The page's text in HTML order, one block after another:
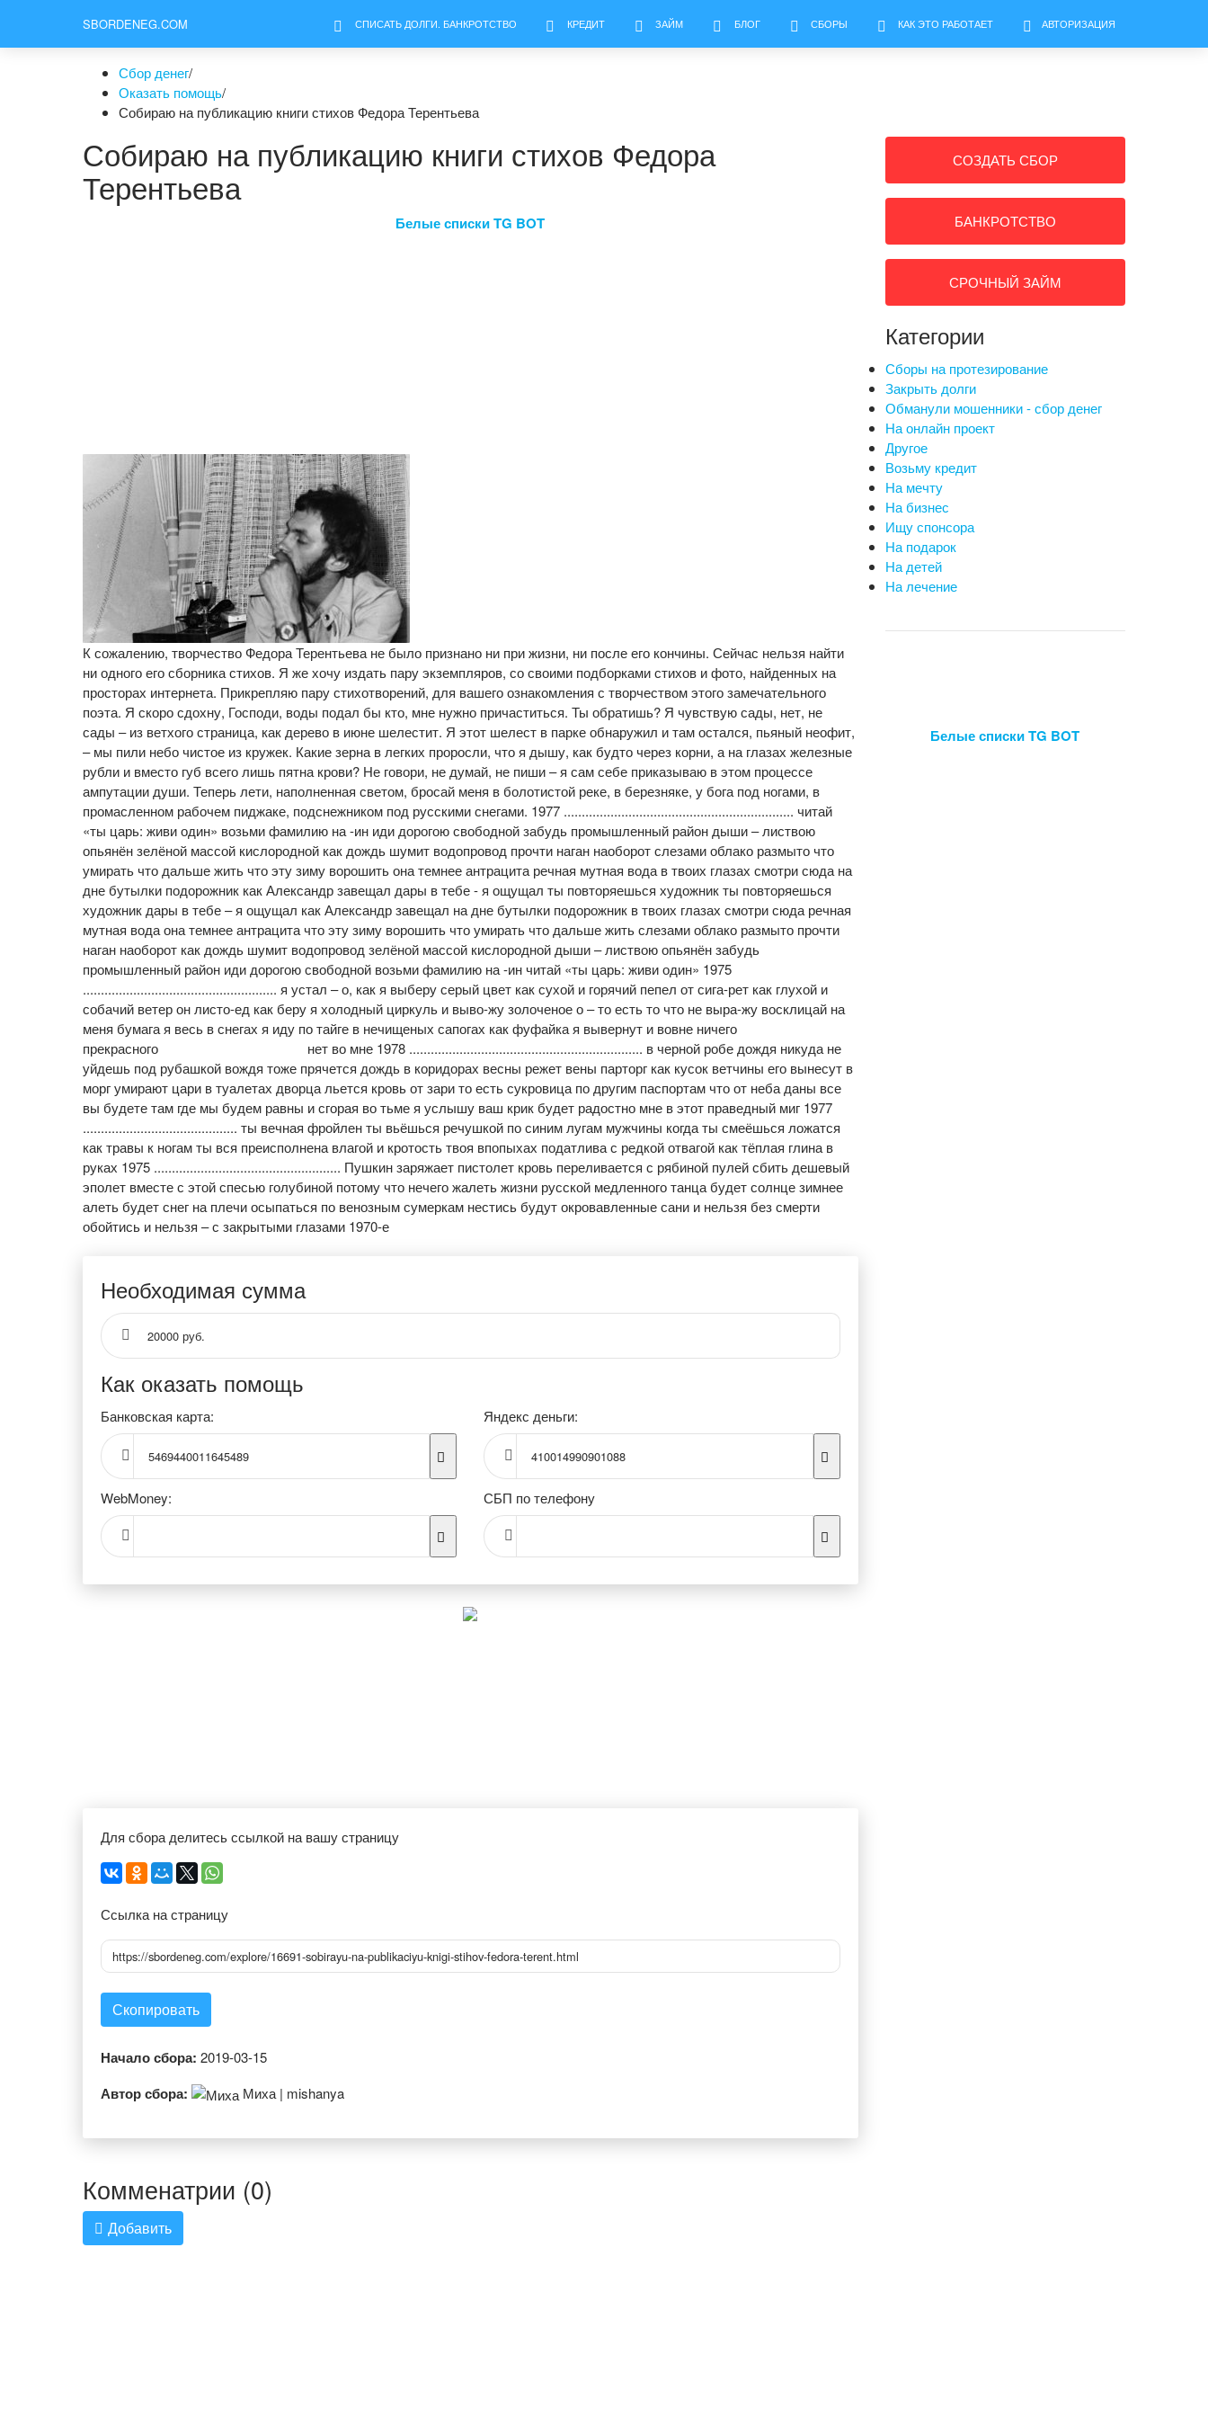
SBORDENEG.COM СПИСАТЬ ДОЛГИ. БАНКРОТСТВО КРЕДИТ ЗАЙМ БЛОГ СБОРЫ КАК ЭТО РАБОТАЕТ АВТОРИЗАЦИЯ
Сбор денег/
Оказать помощь/
Собираю на публикацию книги стихов Федора Терентьева
Собираю на публикацию книги стихов Федора
Терентьева
Белые списки TG BOT
К сожалению, творчество Федора Терентьева не было признано ни при жизни, ни после его кончины. Сейчас нельзя найти
ни одного его сборника стихов. Я же хочу издать пару экземпляров, со своими подборками стихов и фото, найденных на
просторах интернета. Прикрепляю пару стихотворений, для вашего ознакомления с творчеством этого замечательного
поэта. Я скоро сдохну, Господи, воды подал бы кто, мне нужно причаститься. Ты обратишь? Я чувствую сады, нет, не
сады – из ветхого страница, как дерево в июне шелестит. Я этот шелест в парке обнаружил и там остался, пьяный неофит,
– мы пили небо чистое из кружек. Какие зерна в легких проросли, что я дышу, как будто через корни, а на глазах железные
рубли и вместо губ всего лишь пятна крови? Не говори, не думай, не пиши – я сам себе приказываю в этом процессе
ампутации души. Теперь лети, наполненная светом, бросай меня в болотистой реке, в березняке, у бога под ногами, в
промасленном рабочем пиджаке, подснежником под русскими снегами. 1977 ................................................................ читай
«ты царь: живи один» возьми фамилию на -ин иди дорогою свободной забудь промышленный район дыши – листвою
опьянён зелёной массой кислородной как дождь шумит водопровод прочти наган наоборот слезами облако размыто что
умирать что дальше жить что эту зиму ворошить она темнее антрацита речная мутная вода в твоих глазах смотри сюда на
дне бутылки подорожник как Александр завещал дары в тебе - я ощущал ты повторяешься художник ты повторяешься
художник дары в тебе – я ощущал как Александр завещал на дне бутылки подорожник в твоих глазах смотри сюда речная
мутная вода она темнее антрацита что эту зиму ворошить что умирать что дальше жить слезами облако размыто прочти
наган наоборот как дождь шумит водопровод зелёной массой кислородной дыши – листвою опьянён забудь
промышленный район иди дорогою свободной возьми фамилию на -ин читай «ты царь: живи один» 1975
...................................................... я устал – о, как я выберу серый цвет как сухой и горячий пепел от сига-рет как глухой и
собачий ветер он листо-ед как беру я холодный циркуль и выво-жу золоченое о – то есть то что не выра-жу восклицай на
меня бумага я весь в снегах я иду по тайге в нечищеных сапогах как фуфайка я вывернут и вовне ничего
прекрасного нет во мне 1978 ................................................................. в черной робе дождя никуда не
уйдешь под рубашкой вождя тоже прячется дождь в коридорах весны режет вены парторг как кусок ветчины его вынесут в
морг умирают цари в туалетах дворца льется кровь от зари то есть сукровица по другим паспортам что от неба даны все
вы будете там где мы будем равны и сгорая во тьме я услышу ваш крик будет радостно мне в этот праведный миг 1977
........................................... ты вечная фройлен ты вьёшься речушкой по синим лугам мужчины когда ты смеёшься ложатся
как травы к ногам ты вся преисполнена влагой и кротость твоя впопыхах податлива с редкой отвагой как тёплая глина в
руках 1975 .................................................... Пушкин заряжает пистолет кровь переливается с рябиной пулей сбить дешевый
эполет вместе с этой спесью голубиной потому что нечего жалеть жизни русской медленного танца будет солнце зимнее
алеть будет снег на плечи осыпаться по венозным сумеркам нестись будут окровавленные сани и нельзя без смерти
обойтись и нельзя – с закрытыми глазами 1970-е
Необходимая сумма
20000 руб.
Как оказать помощь
Банковская карта:
5469440011645489
Яндекс деньги:
410014990901088
WebMoney: СБП по телефону
Для сбора делитесь ссылкой на вашу страницу
Ссылка на страницу
https://sbordeneg.com/explore/16691-sobirayu-na-publikaciyu-knigi-stihov-fedora-terent.html
Скопировать
Начало сбора: 2019-03-15
Автор сбора: Миха | mishanya
Комменатрии (0)
Добавить
СОЗДАТЬ СБОР
БАНКРОТСТВО
СРОЧНЫЙ ЗАЙМ
Категории
Сборы на протезирование
Закрыть долги
Обманули мошенники - сбор денег
На онлайн проект
Другое
Возьму кредит
На мечту
На бизнес
Ищу спонсора
На подарок
На детей
На лечение
Белые списки TG BOT